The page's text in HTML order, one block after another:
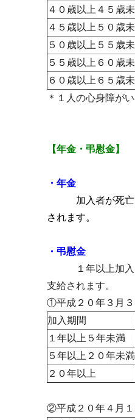
４０歳以上４５歳
４５歳以上５０歳
５０歳以上５５歳
５５歳以上６０歳
６０歳以上６５歳
＊１人の心身障が
【年金・弔慰金】
・年金
加入者が死
されます。
・弔慰金
１年以上加
支給されます。
①平成２０年３月
加入期間
１年以上５年未満
５年以上２０年未満
２０年以上
②平成２０年４月